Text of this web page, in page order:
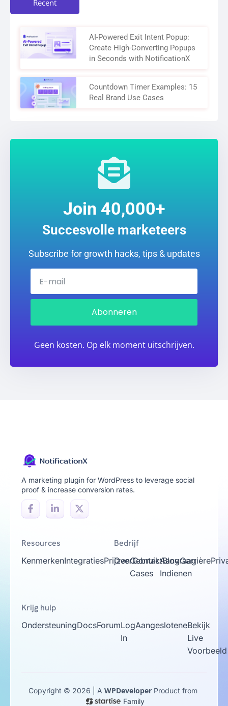
Recent
AI-Powered Exit Intent Popup:
Create High-Converting Popups
in Seconds with NotificationX
Countdown Timer Examples: 15
Real Brand Use Cases
Join 40,000+
Succesvolle marketeers
Subscribe for growth hacks, tips & updates
Abonneren
Geen kosten. Op elk moment uitschrijven.
A marketing plugin for WordPress to leverage social
proof & increase conversion rates.
Resources
KenmerkenIntegratiesPrijzenGebruik
Cases
Aanvraag
Indienen
Bedrijf
OverContactBlogCarrière
Krijg hulp
OndersteuningDocsForumLog
In
AangesloteneBekijk
Live
Voorbeeld
Copyright © 2026 | A WPDeveloper Product from
Family